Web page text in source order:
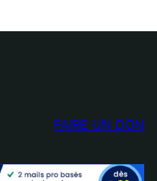
FAIRE UN DON